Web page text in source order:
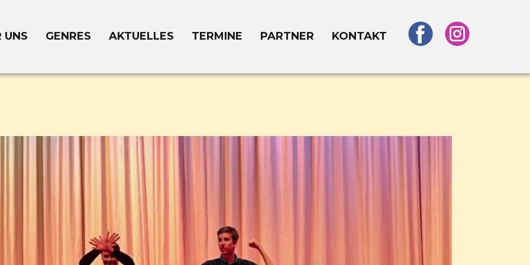
UNS GENRES AKTUELLES TERMINE PARTNER KONTAKT